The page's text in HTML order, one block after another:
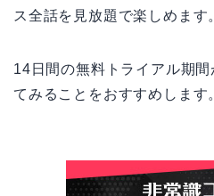
ス全話を見放題で楽しめます
14日間の無料トライアル期
てみることをおすすめします